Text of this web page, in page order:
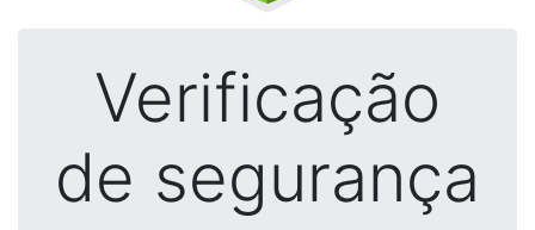
Verificação
de segurança